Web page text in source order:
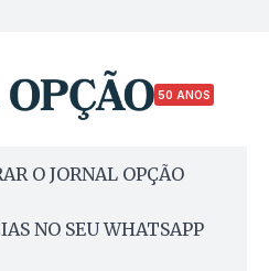
50 ANOS
O JORNAL OPÇÃO
NO SEU WHATSAPP